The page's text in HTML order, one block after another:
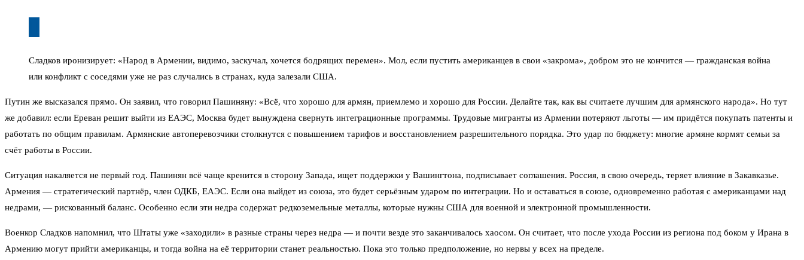
Сладков иронизирует: «Народ в Армении, видимо, заскучал, хочется бодрящих перемен». Мол, если пустить американцев в свои «закрома», добром это не кончится — гражданская война
или конфликт с соседями уже не раз случались в странах, куда залезали США.
Путин же высказался прямо. Он заявил, что говорил Пашиняну: «Всё, что хорошо для армян, приемлемо и хорошо для России. Делайте так, как вы считаете лучшим для армянского народа». Но тут
же добавил: если Ереван решит выйти из ЕАЭС, Москва будет вынуждена свернуть интеграционные программы. Трудовые мигранты из Армении потеряют льготы — им придётся покупать патенты и
работать по общим правилам. Армянские автоперевозчики столкнутся с повышением тарифов и восстановлением разрешительного порядка. Это удар по бюджету: многие армяне кормят семьи за
счёт работы в России.
Ситуация накаляется не первый год. Пашинян всё чаще кренится в сторону Запада, ищет поддержки у Вашингтона, подписывает соглашения. Россия, в свою очередь, теряет влияние в Закавказье.
Армения — стратегический партнёр, член ОДКБ, ЕАЭС. Если она выйдет из союза, это будет серьёзным ударом по интеграции. Но и оставаться в союзе, одновременно работая с американцами над
недрами, — рискованный баланс. Особенно если эти недра содержат редкоземельные металлы, которые нужны США для военной и электронной промышленности.
Военкор Сладков напомнил, что Штаты уже «заходили» в разные страны через недра — и почти везде это заканчивалось хаосом. Он считает, что после ухода России из региона под боком у Ирана в
Армению могут прийти американцы, и тогда война на её территории станет реальностью. Пока это только предположение, но нервы у всех на пределе.